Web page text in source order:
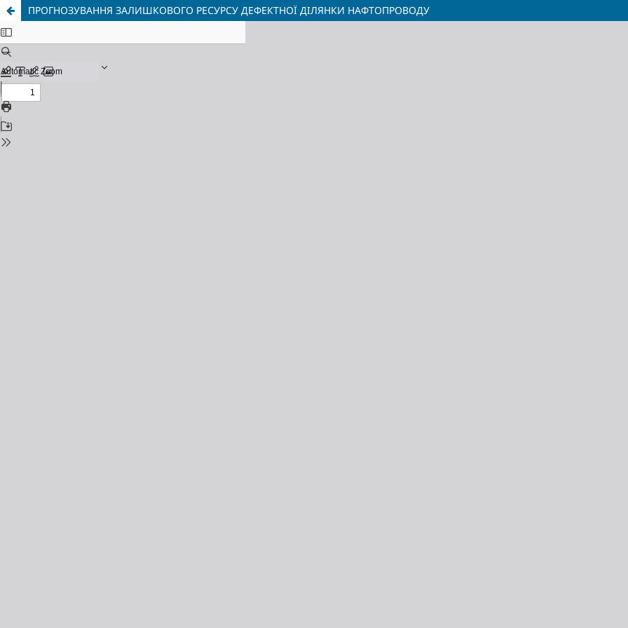
ПРОГНОЗУВАННЯ ЗАЛИШКОВОГО РЕСУРСУ ДЕФЕКТНОЇ ДІЛЯНКИ НАФТОПРОВОДУ